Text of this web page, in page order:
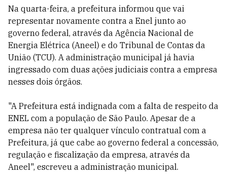
Na quarta-feira, a prefeitura informou que vai
representar novamente contra a Enel junto ao
governo federal, através da Agência Nacional de
Energia Elétrica (Aneel) e do Tribunal de Contas da
União (TCU). A administração municipal já havia
ingressado com duas ações judiciais contra a empresa
nesses dois órgãos.
"A Prefeitura está indignada com a falta de respeito da
ENEL com a população de São Paulo. Apesar de a
empresa não ter qualquer vínculo contratual com a
Prefeitura, já que cabe ao governo federal a concessão,
regulação e fiscalização da empresa, através da
Aneel", escreveu a administração municipal.